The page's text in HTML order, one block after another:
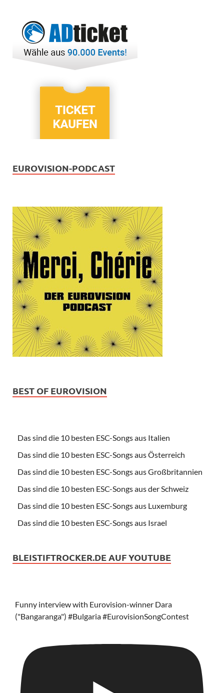
EUROVISION-PODCAST
BEST OF EUROVISION
Das sind die 10 besten ESC-Songs aus Italien
Das sind die 10 besten ESC-Songs aus Österreich
Das sind die 10 besten ESC-Songs aus Großbritannien
Das sind die 10 besten ESC-Songs aus der Schweiz
Das sind die 10 besten ESC-Songs aus Luxemburg
Das sind die 10 besten ESC-Songs aus Israel
BLEISTIFTROCKER.DE AUF YOUTUBE
Funny interview with Eurovision-winner Dara
("Bangaranga") #Bulgaria #EurovisionSongContest